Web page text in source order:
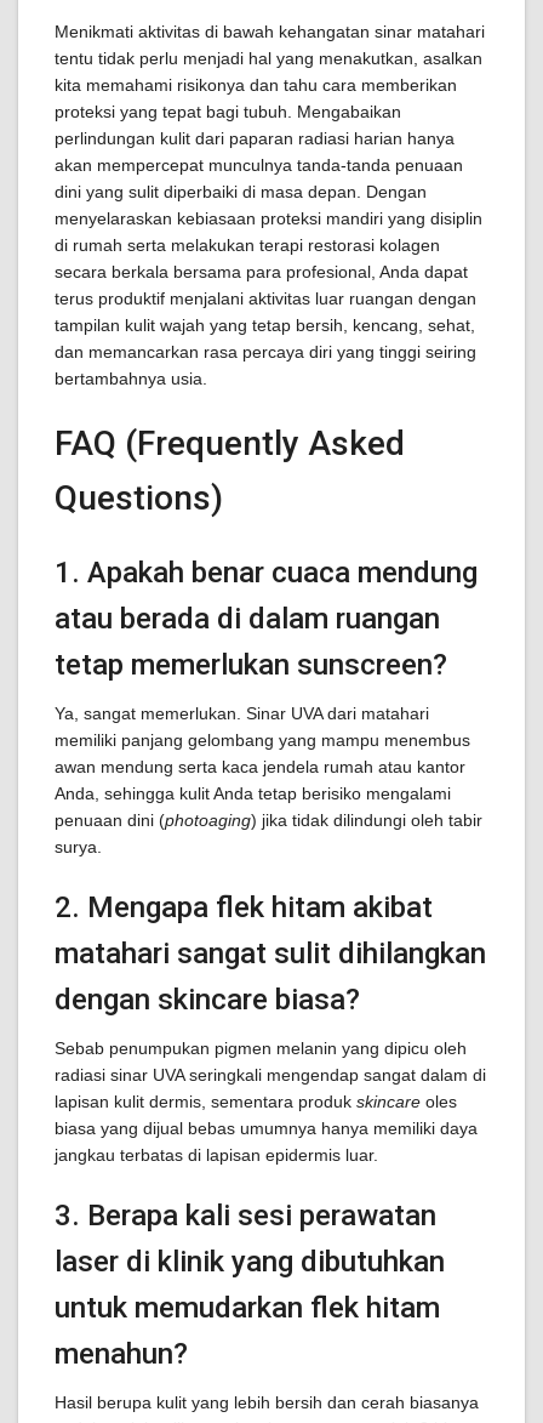
Menikmati aktivitas di bawah kehangatan sinar matahari
tentu tidak perlu menjadi hal yang menakutkan, asalkan
kita memahami risikonya dan tahu cara memberikan
proteksi yang tepat bagi tubuh. Mengabaikan
perlindungan kulit dari paparan radiasi harian hanya
akan mempercepat munculnya tanda-tanda penuaan
dini yang sulit diperbaiki di masa depan. Dengan
menyelaraskan kebiasaan proteksi mandiri yang disiplin
di rumah serta melakukan terapi restorasi kolagen
secara berkala bersama para profesional, Anda dapat
terus produktif menjalani aktivitas luar ruangan dengan
tampilan kulit wajah yang tetap bersih, kencang, sehat,
dan memancarkan rasa percaya diri yang tinggi seiring
bertambahnya usia.
FAQ (Frequently Asked
Questions)
1. Apakah benar cuaca mendung
atau berada di dalam ruangan
tetap memerlukan sunscreen?
Ya, sangat memerlukan. Sinar UVA dari matahari
memiliki panjang gelombang yang mampu menembus
awan mendung serta kaca jendela rumah atau kantor
Anda, sehingga kulit Anda tetap berisiko mengalami
penuaan dini (photoaging) jika tidak dilindungi oleh tabir
surya.
2. Mengapa flek hitam akibat
matahari sangat sulit dihilangkan
dengan skincare biasa?
Sebab penumpukan pigmen melanin yang dipicu oleh
radiasi sinar UVA seringkali mengendap sangat dalam di
lapisan kulit dermis, sementara produk skincare oles
biasa yang dijual bebas umumnya hanya memiliki daya
jangkau terbatas di lapisan epidermis luar.
3. Berapa kali sesi perawatan
laser di klinik yang dibutuhkan
untuk memudarkan flek hitam
menahun?
Hasil berupa kulit yang lebih bersih dan cerah biasanya